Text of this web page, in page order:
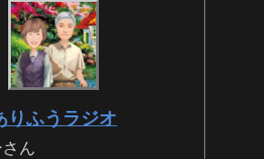
りふうラジオ
ん